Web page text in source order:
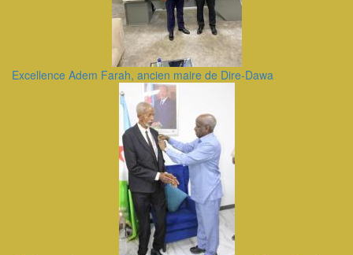
Excellence Adem Farah, ancien maire de Dire-Dawa